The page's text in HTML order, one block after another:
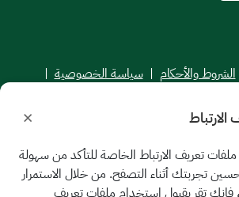
الشروط والأحكام | سياسة الخصوصية |
للجامعة السعودية الإلكترونية © 2026
×
تعريف الارتباط الخاصة للتأكد من سهولة
تجربتك أثناء التصفح. من خلال الاستمرار
فإنك تقر بقبول استخدام ملفات تعريف